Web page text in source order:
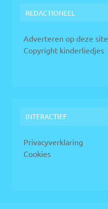
REDACTIONEEL
Adverteren op deze site
Copyright kinderliedjes
INTERACTIEF
Privacyverklaring
Cookies